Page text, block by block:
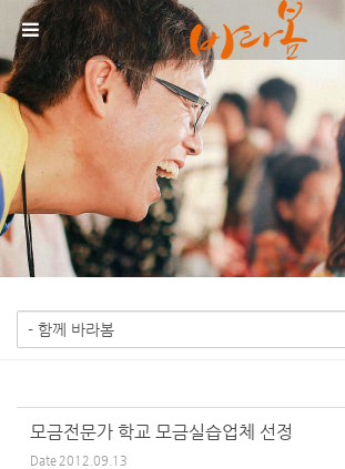
메뉴 건너뛰기
모금전문가 학교 모금실습업체 선정
Date 2012.09.13